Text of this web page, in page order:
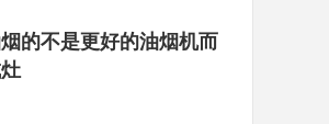
的不是更好的油烟机而